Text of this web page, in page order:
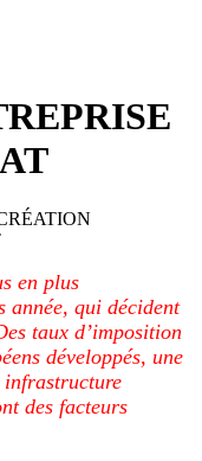
en plus
année, qui décident
taux d’imposition
développés, une
infrastructure
des facteurs